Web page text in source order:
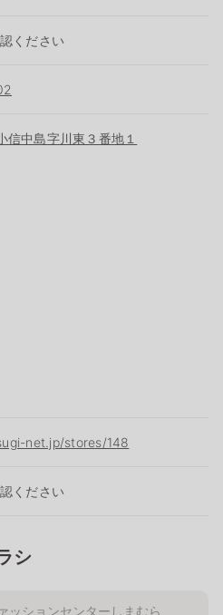
ください
信中島字川東３番地１
net.jp/stores/148
ください
シ
ッションセンターしまむら